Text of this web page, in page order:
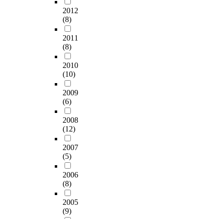
2012
(8)
2011
(8)
2010
(10)
2009
(6)
2008
(12)
2007
(5)
2006
(8)
2005
(9)